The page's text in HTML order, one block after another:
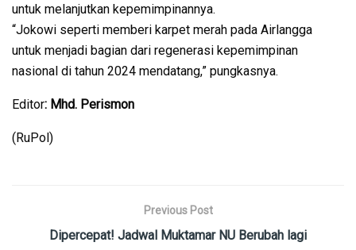
untuk melanjutkan kepemimpinannya.
“Jokowi seperti memberi karpet merah pada Airlangga
untuk menjadi bagian dari regenerasi kepemimpinan
nasional di tahun 2024 mendatang,” pungkasnya.
Editor: Mhd. Perismon
(RuPol)
Previous Post
Dipercepat! Jadwal Muktamar NU Berubah lagi